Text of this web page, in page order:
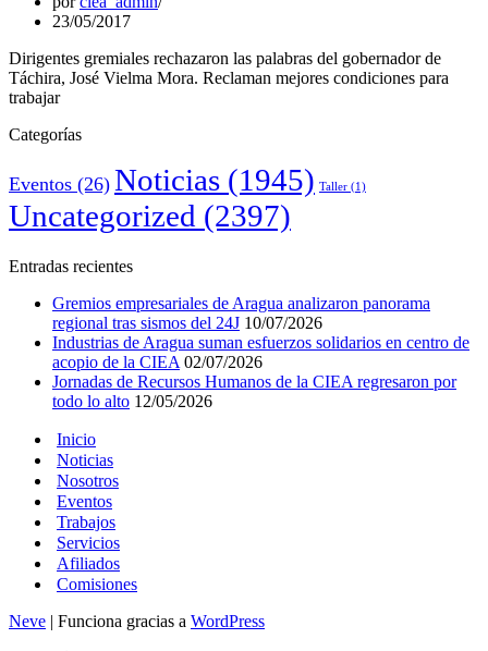
23/05/2017
Dirigentes gremiales rechazaron las palabras del gobernador de
Táchira, José Vielma Mora. Reclaman mejores condiciones para
trabajar
Categorías
Eventos (26) Noticias (1945) Taller (1)
Uncategorized (2397)
Entradas recientes
Gremios empresariales de Aragua analizaron panorama
regional tras sismos del 24J 10/07/2026
Industrias de Aragua suman esfuerzos solidarios en centro de
acopio de la CIEA 02/07/2026
Jornadas de Recursos Humanos de la CIEA regresaron por
todo lo alto 12/05/2026
Inicio
Noticias
Nosotros
Eventos
Trabajos
Servicios
Afiliados
Comisiones
Neve | Funciona gracias a WordPress